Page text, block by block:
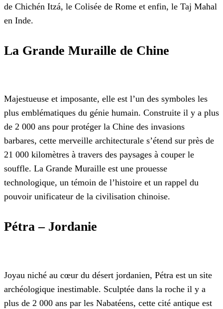
de Chichén Itzá, le Colisée de Rome et enfin, le Taj Mahal
en Inde.
La Grande Muraille de Chine
Majestueuse et imposante, elle est l’un des symboles les
plus emblématiques du génie humain. Construite il y a plus
de 2 000 ans pour protéger la Chine des invasions
barbares, cette merveille architecturale s’étend sur près de
21 000 kilomètres à travers des paysages à couper le
souffle. La Grande Muraille est une prouesse
technologique, un témoin de l’histoire et un rappel du
pouvoir unificateur de la civilisation chinoise.
Pétra – Jordanie
Joyau niché au cœur du désert jordanien, Pétra est un site
archéologique inestimable. Sculptée dans la roche il y a
plus de 2 000 ans par les Nabatéens, cette cité antique est